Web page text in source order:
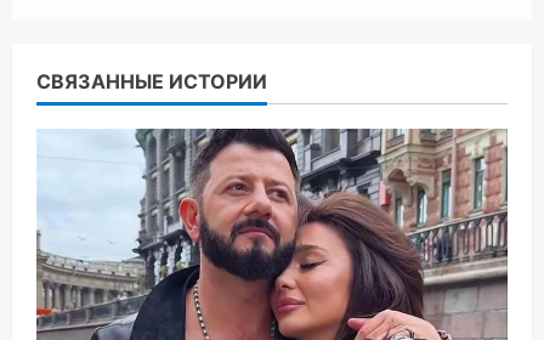
СВЯЗАННЫЕ ИСТОРИИ